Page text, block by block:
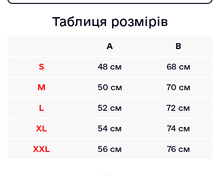
Таблиця розмірів
A B
S 48 см 68 см
M 50 см 70 см
L 52 см 72 см
XL 54 см 74 см
XXL 56 см 76 см